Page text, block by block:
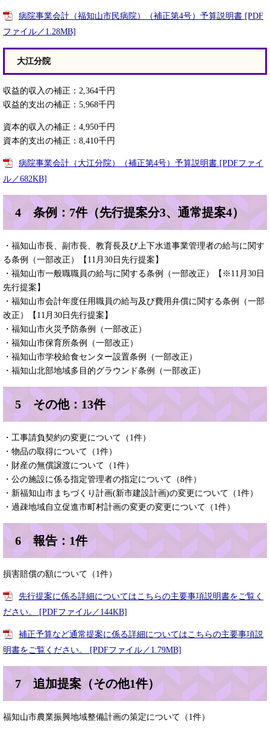
病院事業会計（福知山市民病院）（補正第4号）予算説明書 [PDF
ファイル／1.28MB]
大江分院
収益的収入の補正：2,364千円
収益的支出の補正：5,968千円
資本的収入の補正：4,950千円
資本的支出の補正：8,410千円
病院事業会計（大江分院）（補正第4号）予算説明書 [PDFファイ
ル／682KB]
4 条例：7件（先行提案分3、通常提案4）
・福知山市長、副市長、教育長及び上下水道事業管理者の給与に関す
る条例（一部改正）【11月30日先行提案】
・福知山市一般職職員の給与に関する条例（一部改正）【※11月30日
先行提案】
・福知山市会計年度任用職員の給与及び費用弁償に関する条例（一部
改正）【11月30日先行提案】
・福知山市火災予防条例（一部改正）
・福知山市保育所条例（一部改正）
・福知山市学校給食センター設置条例（一部改正）
・福知山北部地域多目的グラウンド条例（一部改正）
5 その他：13件
・工事請負契約の変更について（1件）
・物品の取得について（1件）
・財産の無償譲渡について（1件）
・公の施設に係る指定管理者の指定について（8件）
・新福知山市まちづくり計画(新市建設計画)の変更について（1件）
・過疎地域自立促進市町村計画の変更の変更について（1件）
6 報告：1件
損害賠償の額について（1件）
先行提案に係る詳細についてはこちらの主要事項説明書をご覧く
ださい。 [PDFファイル／144KB]
補正予算など通常提案に係る詳細についてはこちらの主要事項説
明書をご覧ください。 [PDFファイル／1.79MB]
7 追加提案（その他1件）
福知山市農業振興地域整備計画の策定について（1件）